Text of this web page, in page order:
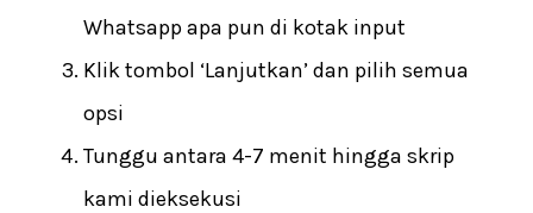
Whatsapp apa pun di kotak input
Klik tombol ‘Lanjutkan’ dan pilih semua
opsi
Tunggu antara 4-7 menit hingga skrip
kami dieksekusi